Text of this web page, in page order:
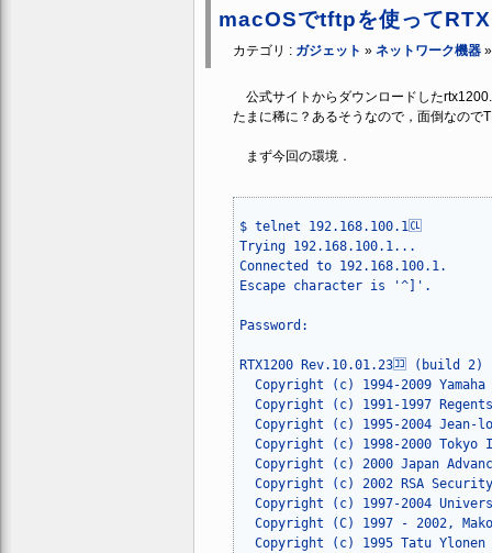
macOSでtftpを使って
カテゴリ : ガジェット » ネットワーク機器
公式サイトからダウンロードした
たまに稀に？あるそうなので，面倒なので
まず今回の環境．
$ telnet 192.168.100.1🆑
Trying 192.168.100.1...
Connected to 192.168.100.1.
Escape character is '^]'.
Password:
RTX1200 Rev.10.01.23🈁 (build
Copyright (c) 1994-2009
Copyright (c) 1991-1997
Copyright (c) 1995-2004 Jean-
Copyright (c) 1998-2000 Tokyo
Copyright (c) 2000 Japan
Copyright (c) 2002 RSA
Copyright (c) 1997-2004
Copyright (C) 1997 - 2002,
Copyright (c) 1995 Tatu